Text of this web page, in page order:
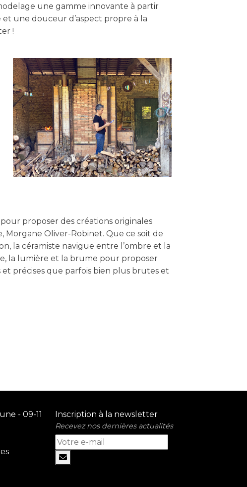
une gamme innovante à partir
une douceur d’aspect propre à la
!
proposer des créations originales
Morgane Oliver-Robinet. Que ce soit de
la céramiste navigue entre l’ombre et la
la lumière et la brume pour proposer
et précises que parfois bien plus brutes et
- 09-11
Inscription à la newsletter
Recevez nos dernières actualités